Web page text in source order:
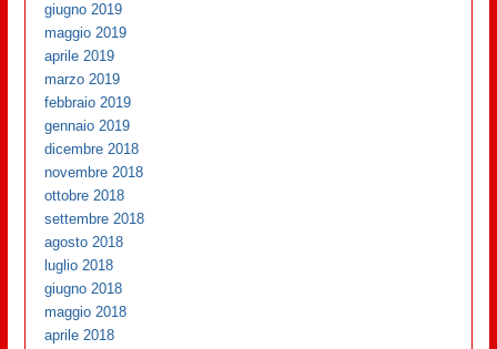
giugno 2019
maggio 2019
aprile 2019
marzo 2019
febbraio 2019
gennaio 2019
dicembre 2018
novembre 2018
ottobre 2018
settembre 2018
agosto 2018
luglio 2018
giugno 2018
maggio 2018
aprile 2018